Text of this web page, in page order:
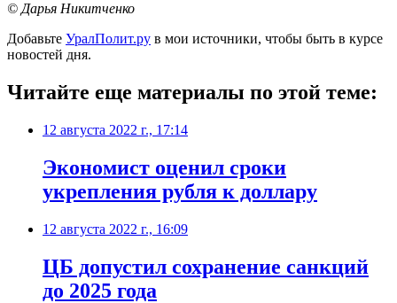
© Дарья Никитченко
Добавьте УралПолит.ру в мои источники, чтобы быть в курсе
новостей дня.
Читайте еще материалы по этой теме:
12 августа 2022 г., 17:14
Экономист оценил сроки
укрепления рубля к доллару
12 августа 2022 г., 16:09
​ЦБ допустил сохранение санкций
до 2025 года